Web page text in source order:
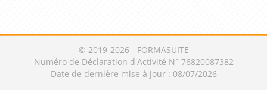
© 2019-2026 - FORMASUITE
Numéro de Déclaration d'Activité N° 76820087382
Date de dernière mise à jour : 08/07/2026